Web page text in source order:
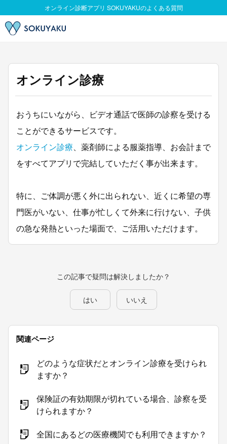
オンライン診療
おうちにいながら、ビデオ通話で医師の診察を受ける
ことができるサービスです。
オンライン診療、薬剤師による服薬指導、お会計まで
をすべてアプリで完結していただく事が出来ます。
特に、ご体調が悪く外に出られない、近くに希望の専
門医がいない、仕事が忙しくて外来に行けない、子供
の急な発熱といった場面で、ご活用いただけます。
この記事で疑問は解決しましたか？
はい いいえ
関連ページ
どのような症状だとオンライン診療を受けられ
ますか？
保険証の有効期限が切れている場合、診察を受
けられますか？
全国にあるどの医療機関でも利用できますか？